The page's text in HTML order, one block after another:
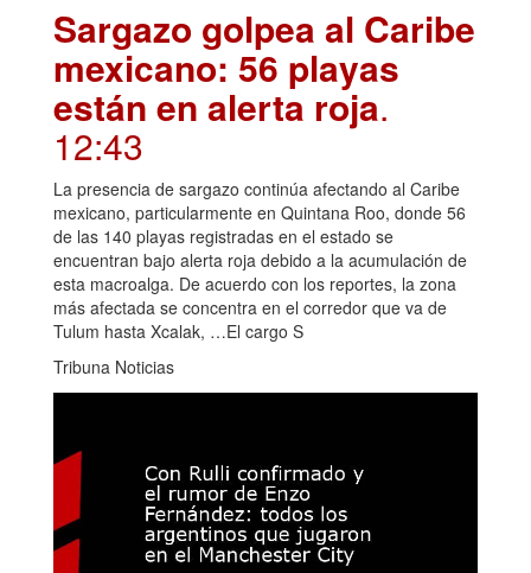
Sargazo golpea al Caribe
mexicano: 56 playas
están en alerta roja.
12:43
La presencia de sargazo continúa afectando al Caribe
mexicano, particularmente en Quintana Roo, donde 56
de las 140 playas registradas en el estado se
encuentran bajo alerta roja debido a la acumulación de
esta macroalga. De acuerdo con los reportes, la zona
más afectada se concentra en el corredor que va de
Tulum hasta Xcalak, …El cargo S
Tribuna Noticias